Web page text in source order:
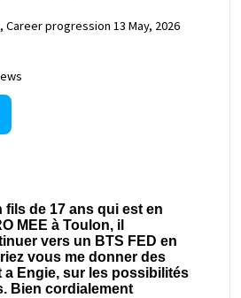
Career progression 13 May, 2026
fils de 17 ans qui est en
MEE à Toulon, il
vers un BTS FED en
vous me donner des
a Engie, sur les possibilités
Bien cordialement